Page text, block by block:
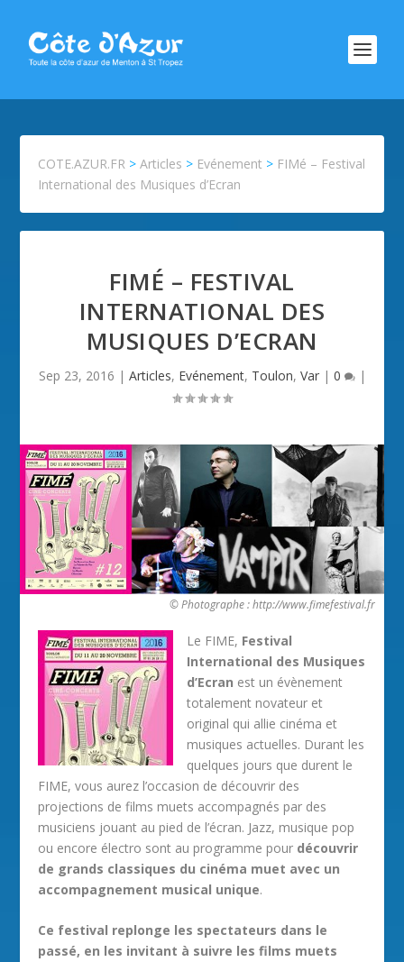
COTE.AZUR.FR >Articles > Evénement > FIMé – Festival
International des Musiques d’Ecran
FIMÉ – FESTIVAL
INTERNATIONAL DES
MUSIQUES D’ECRAN
Sep 23, 2016 | Articles, Evénement, Toulon, Var| 0 |
© Photographe : http://www.fimefestival.fr
Le FIME, Festival
International des Musiques
d’Ecran est un évènement
totalement novateur et
original qui allie cinéma et
musiques actuelles. Durant les
quelques jours que durent le
FIME, vous aurez l’occasion de découvrir des
projections de films muets accompagnés par des
musiciens jouant au pied de l’écran. Jazz, musique pop
ou encore électro sont au programme pour découvrir
de grands classiques du cinéma muet avec un
accompagnement musical unique.
Ce festival replonge les spectateurs dans le
passé, en les invitant à suivre les films muets